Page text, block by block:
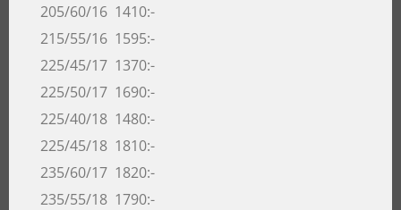
205/60/16 1410:-
215/55/16 1595:-
225/45/17 1370:-
225/50/17 1690:-
225/40/18 1480:-
225/45/18 1810:-
235/60/17 1820:-
235/55/18 1790:-